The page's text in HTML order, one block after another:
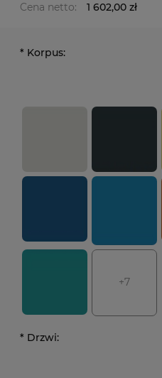
Cena netto: 1 602,00 zł
* Korpus:
+7
* Drzwi: